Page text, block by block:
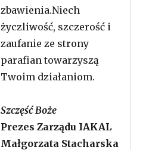
zbawienia.Niech
życzliwość, szczerość i
zaufanie ze strony
parafian towarzyszą
Twoim działaniom.
Szczęść Boże
Prezes Zarządu IAKAL
Małgorzata Stacharska